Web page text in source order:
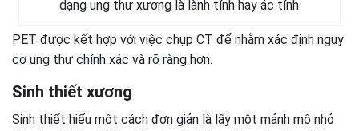
dạng ung thư xương là lành tính hay ác tính
PET được kết hợp với việc chụp CT để nhằm xác định nguy
cơ ung thư chính xác và rõ ràng hơn.
Sinh thiết xương
Sinh thiết hiểu một cách đơn giản là lấy một mảnh mô nhỏ